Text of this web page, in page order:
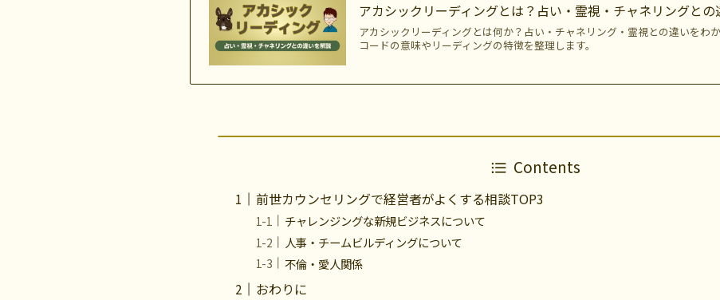
アカシックリーディングとは？占い・霊視・チャネリングと
アカシックリーディングとは何か？占い・チャネリング・霊視との違いをわ
コードの意味やリーディングの特徴を整理します。
Contents
前世カウンセリングで経営者がよくする相談TOP3
チャレンジングな新規ビジネスについて
人事・チームビルディングについて
不倫・愛人関係
おわりに